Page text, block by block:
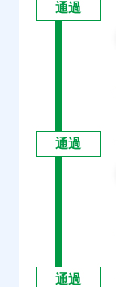
通過
通過
通過